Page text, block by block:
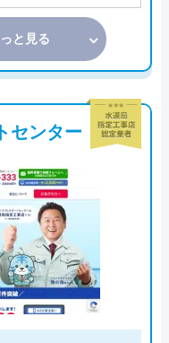
と見る
センター